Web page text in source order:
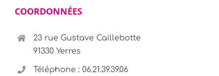
COORDONNÉES
23 rue Gustave Caillebotte
91330 Yerres
Téléphone : 06.21.39.39.06